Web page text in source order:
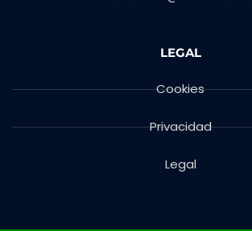
LEGAL
Cookies
Privacidad
Legal